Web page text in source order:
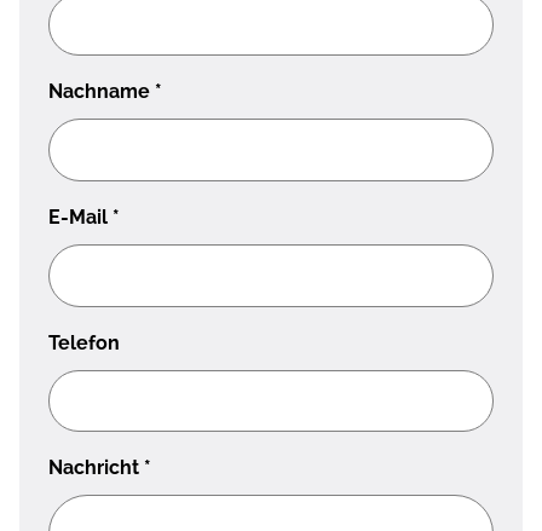
Nachname *
E-Mail *
Telefon
Nachricht *